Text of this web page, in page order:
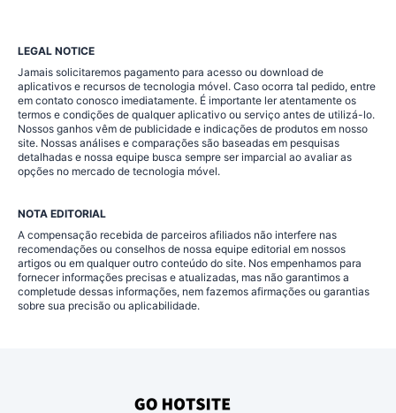
LEGAL NOTICE
Jamais solicitaremos pagamento para acesso ou download de
aplicativos e recursos de tecnologia móvel. Caso ocorra tal pedido, entre
em contato conosco imediatamente. É importante ler atentamente os
termos e condições de qualquer aplicativo ou serviço antes de utilizá-lo.
Nossos ganhos vêm de publicidade e indicações de produtos em nosso
site. Nossas análises e comparações são baseadas em pesquisas
detalhadas e nossa equipe busca sempre ser imparcial ao avaliar as
opções no mercado de tecnologia móvel.
NOTA EDITORIAL
A compensação recebida de parceiros afiliados não interfere nas
recomendações ou conselhos de nossa equipe editorial em nossos
artigos ou em qualquer outro conteúdo do site. Nos empenhamos para
fornecer informações precisas e atualizadas, mas não garantimos a
completude dessas informações, nem fazemos afirmações ou garantias
sobre sua precisão ou aplicabilidade.